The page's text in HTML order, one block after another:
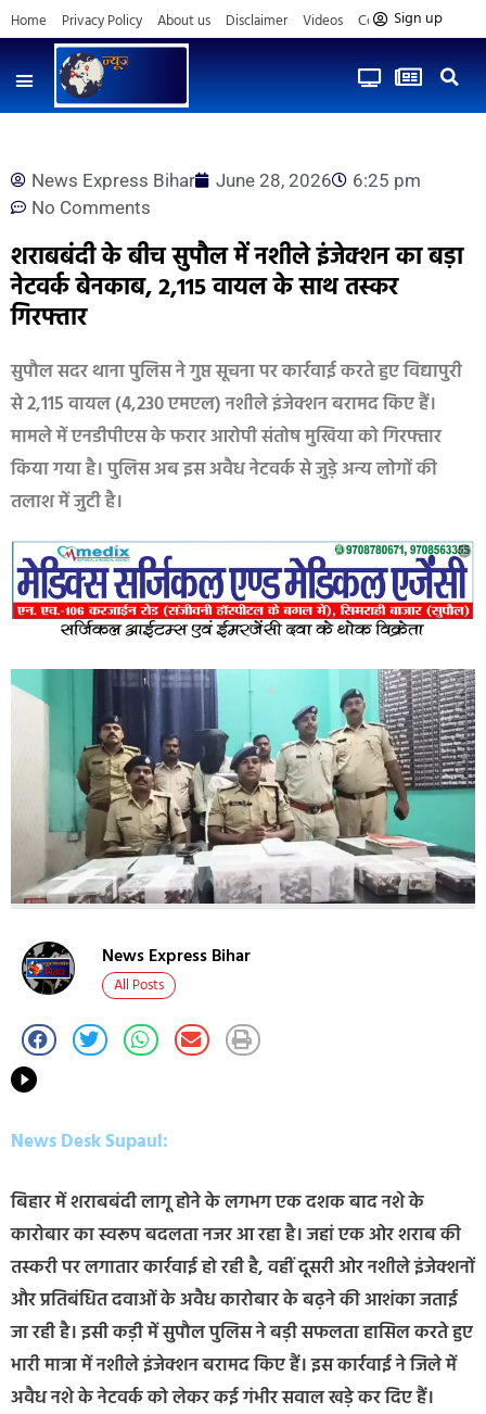
Home Privacy Policy About us Disclaimer Videos Contact us
Sign up
News Express Bihar June 28, 2026
6:25 pm
No Comments
शराबबंदी के बीच सुपौल में नशीले इंजेक्शन का बड़ा
नेटवर्क बेनकाब, 2,115 वायल के साथ तस्कर
गिरफ्तार
सुपौल सदर थाना पुलिस ने गुप्त सूचना पर कार्रवाई करते हुए विद्यापुरी
से 2,115 वायल (4,230 एमएल) नशीले इंजेक्शन बरामद किए हैं।
मामले में एनडीपीएस के फरार आरोपी संतोष मुखिया को गिरफ्तार
किया गया है। पुलिस अब इस अवैध नेटवर्क से जुड़े अन्य लोगों की
तलाश में जुटी है।
News Express Bihar
All Posts
News Desk Supaul:
बिहार में शराबबंदी लागू होने के लगभग एक दशक बाद नशे के
कारोबार का स्वरूप बदलता नजर आ रहा है। जहां एक ओर शराब की
तस्करी पर लगातार कार्रवाई हो रही है, वहीं दूसरी ओर नशीले इंजेक्शनों
और प्रतिबंधित दवाओं के अवैध कारोबार के बढ़ने की आशंका जताई
जा रही है। इसी कड़ी में सुपौल पुलिस ने बड़ी सफलता हासिल करते हुए
भारी मात्रा में नशीले इंजेक्शन बरामद किए हैं। इस कार्रवाई ने जिले में
अवैध नशे के नेटवर्क को लेकर कई गंभीर सवाल खड़े कर दिए हैं।